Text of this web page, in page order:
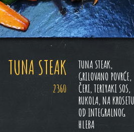
TUNA STEAK
2360
TUNA STEAK,
GRILOVANO POVRĆE,
ČERI, TERIYAKI SOS,
RUKOLA, NA KROSETU
OD INTEGRALNOG
HLEBA